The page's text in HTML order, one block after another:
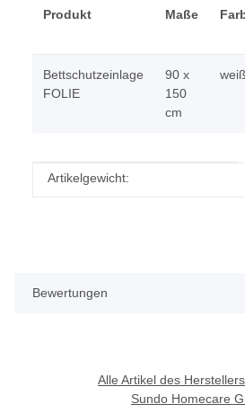
Produkt Maße
Bettschutzeinlage
FOLIE
90 x
150
cm
weiß
Produkteigenschaft
Wert
Artikelgewicht:
Bewertungen
Alle Artikel des
Sundo Homecare